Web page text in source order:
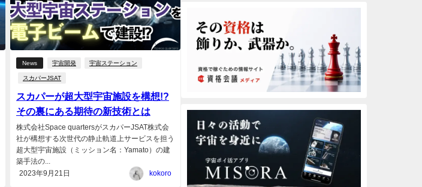
News 宇宙開発 宇宙ステーション
スカパーJSAT
スカパーが超大型宇宙施設を構想!?
その裏にある期待の新技術とは
株式会社Space quartersがスカパーJSAT株式会
社が構想する次世代の静止軌道上サービスを担う
超大型宇宙施設（ミッション名：Yamato）の建
築手法の...
2023年9月21日
kokoro